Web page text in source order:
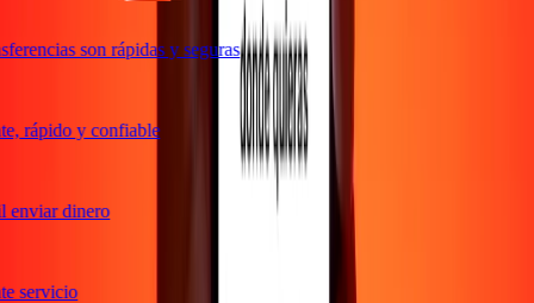
son rápidas y seguras
rápido y confiable
dinero
servicio